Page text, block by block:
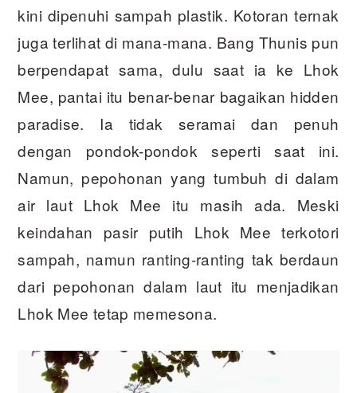
kini dipenuhi sampah plastik. Kotoran ternak
juga terlihat di mana-mana. Bang Thunis pun
berpendapat sama, dulu saat ia ke Lhok
Mee, pantai itu benar-benar bagaikan hidden
paradise. Ia tidak seramai dan penuh
dengan pondok-pondok seperti saat ini.
Namun, pepohonan yang tumbuh di dalam
air laut Lhok Mee itu masih ada. Meski
keindahan pasir putih Lhok Mee terkotori
sampah, namun ranting-ranting tak berdaun
dari pepohonan dalam laut itu menjadikan
Lhok Mee tetap memesona.